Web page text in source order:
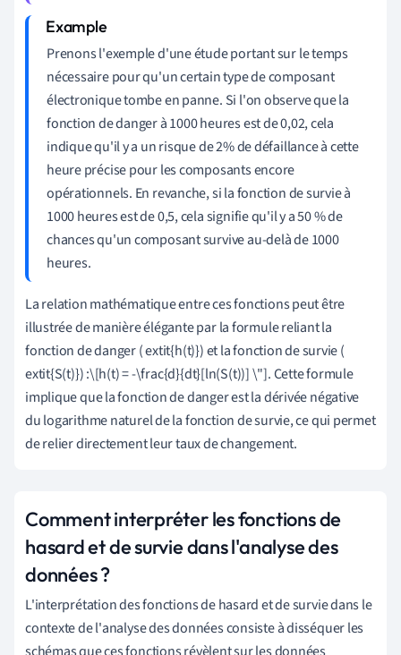
Prenons l'exemple d'une étude portant sur le temps
nécessaire pour qu'un certain type de composant
électronique tombe en panne. Si l'on observe que la
fonction de danger à 1000 heures est de 0,02, cela
indique qu'il y a un risque de 2% de défaillance à cette
heure précise pour les composants encore
opérationnels. En revanche, si la fonction de survie à
1000 heures est de 0,5, cela signifie qu'il y a 50 % de
chances qu'un composant survive au-delà de 1000
heures.
La relation mathématique entre ces fonctions peut être
illustrée de manière élégante par la formule reliant la
fonction de danger ( extit{h(t)}) et la fonction de survie (
extit{S(t)}) :\[h(t) = -\frac{d}{dt}[ln(S(t))] \"]. Cette formule
implique que la fonction de danger est la dérivée négative
du logarithme naturel de la fonction de survie, ce qui permet
de relier directement leur taux de changement.
Comment interpréter les fonctions de
hasard et de survie dans l'analyse des
données ?
L'interprétation des fonctions de hasard et de survie dans le
contexte de l'analyse des données consiste à disséquer les
schémas que ces fonctions révèlent sur les données